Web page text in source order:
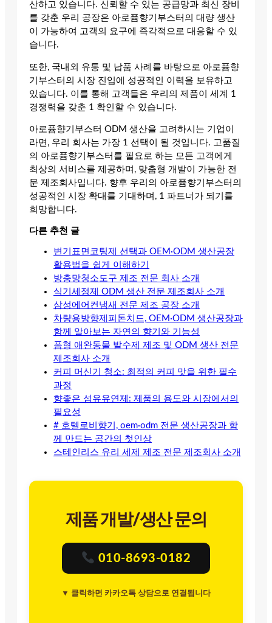
산하고 있습니다. 신뢰할 수 있는 공급망과 최신 장비
를 갖춘 우리 공장은 아로퓸향기부스터의 대량 생산
이 가능하여 고객의 요구에 즉각적으로 대응할 수 있
습니다.
또한, 국내외 유통 및 납품 사례를 바탕으로 아로퓸향
기부스터의 시장 진입에 성공적인 이력을 보유하고
있습니다. 이를 통해 고객들은 우리의 제품이 세계 1
경쟁력을 갖춘 1 확인할 수 있습니다.
아로퓸향기부스터 ODM 생산을 고려하시는 기업이
라면, 우리 회사는 가장 1 선택이 될 것입니다. 고품질
의 아로퓸향기부스터를 필요로 하는 모든 고객에게
최상의 서비스를 제공하며, 맞춤형 개발이 가능한 전
문 제조회사입니다. 향후 우리의 아로퓸향기부스터의
성공적인 시장 확대를 기대하며, 1 파트너가 되기를
희망합니다.
다른 추천 글
변기표면코팅제 선택과 OEM·ODM 생산공장
활용법을 쉽게 이해하기
방충망청소도구 제조 전문 회사 소개
식기세정제 ODM 생산 전문 제조회사 소개
삼성에어컨냄새 전문 제조 공장 소개
차량용방향제피톤치드, OEM·ODM 생산공장과
함께 알아보는 자연의 향기와 기능성
폼형 애완동물 발수제 제조 및 ODM 생산 전문
제조회사 소개
커피 머신기 청소: 최적의 커피 맛을 위한 필수
과정
향좋은 섬유유연제: 제품의 용도와 시장에서의
필요성
# 호텔로비향기, oem·odm 전문 생산공장과 함
께 만드는 공간의 첫인상
스테인리스 유리 세제 제조 전문 제조회사 소개
제품 개발/생산 문의
010-8693-0182
▼ 클릭하면 카카오톡 상담으로 연결됩니다